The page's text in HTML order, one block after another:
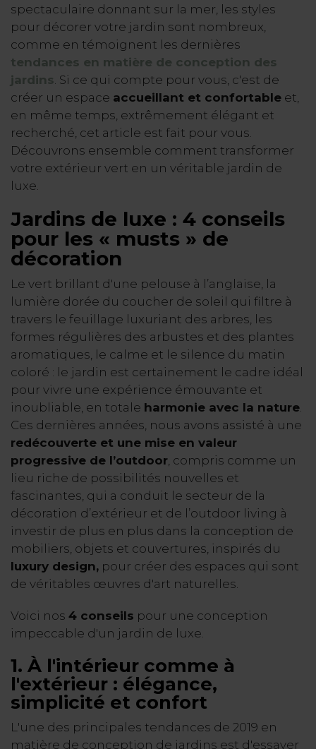
spectaculaire donnant sur la mer, les styles
pour décorer votre jardin sont nombreux,
comme en témoignent les dernières
tendances en matière de conception des
jardins. Si ce qui compte pour vous, c'est de
créer un espace accueillant et confortable et,
en même temps, extrêmement élégant et
recherché, cet article est fait pour vous.
Découvrons ensemble comment transformer
votre extérieur vert en un véritable jardin de
luxe.
Jardins de luxe : 4 conseils
pour les « musts » de
décoration
Le vert brillant d'une pelouse à l’anglaise, la
lumière dorée du coucher de soleil qui filtre à
travers le feuillage luxuriant des arbres, les
formes régulières des arbustes et des plantes
aromatiques, le calme et le silence du matin
coloré : le jardin est certainement le cadre idéal
pour vivre une expérience émouvante et
inoubliable, en totale harmonie avec la nature.
Ces dernières années, nous avons assisté à une
redécouverte et une mise en valeur
progressive de l’outdoor, compris comme un
lieu riche de possibilités nouvelles et
fascinantes, qui a conduit le secteur de la
décoration d’extérieur et de l’outdoor living à
investir de plus en plus dans la conception de
mobiliers, objets et couvertures, inspirés du
luxury design, pour créer des espaces qui sont
de véritables œuvres d'art naturelles.
Voici nos 4 conseils pour une conception
impeccable d'un jardin de luxe.
1. À l'intérieur comme à
l'extérieur : élégance,
simplicité et confort
L'une des principales tendances de 2019 en
matière de conception de jardins est d'essayer